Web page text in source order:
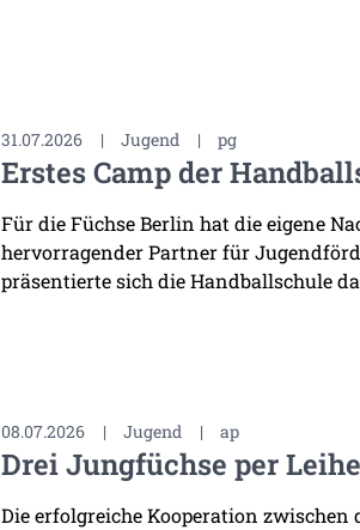
31.07.2026 | Jugend | pg
Erstes Camp der
Für die Füchse Berlin hat die eigene
hervorragender Partner für
präsentierte sich die Handballschule
08.07.2026 | Jugend | ap
Drei Jungfüchse per
Die erfolgreiche Kooperation